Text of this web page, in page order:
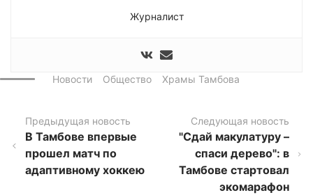
Журналист
Новости Общество Храмы Тамбова
Предыдущая новость
В Тамбове впервые
прошел матч по
адаптивному хоккею
Следующая новость
"Сдай макулатуру –
спаси дерево": в
Тамбове стартовал
экомарафон